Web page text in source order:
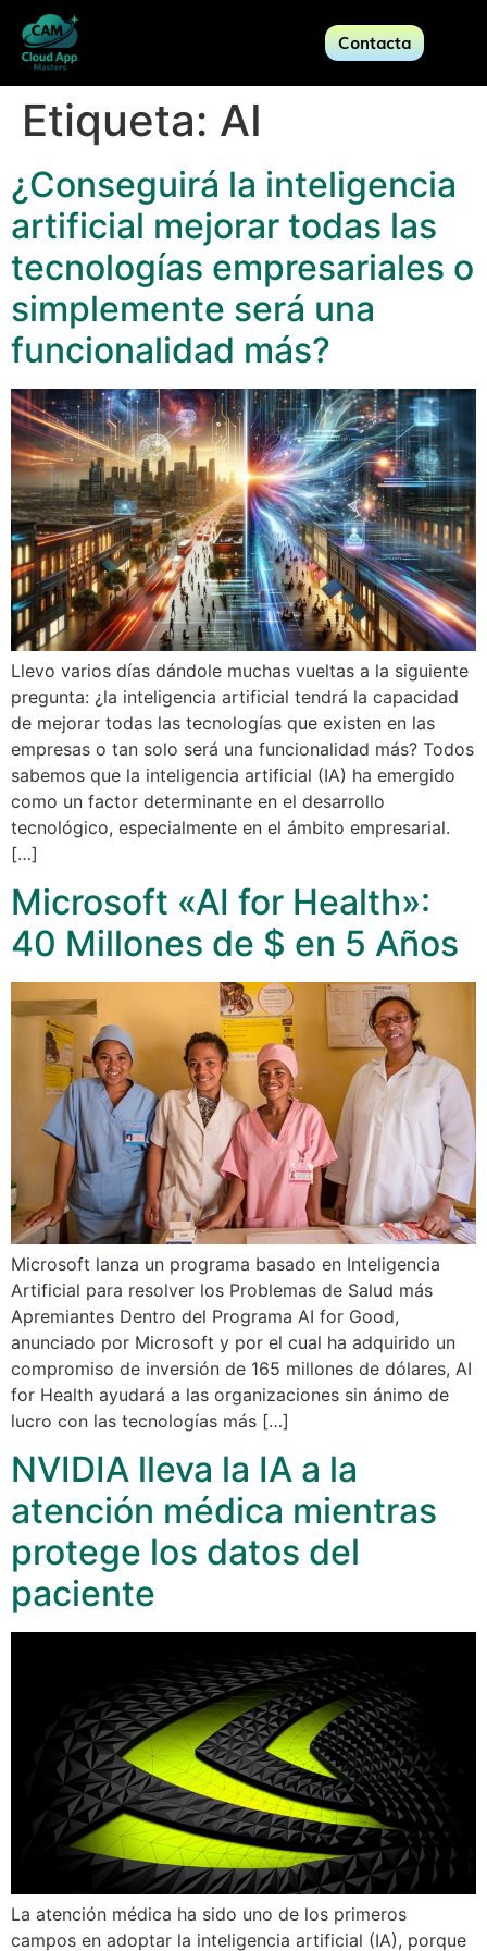
Contacta
Etiqueta: AI
¿Conseguirá la inteligencia
artificial mejorar todas las
tecnologías empresariales o
simplemente será una
funcionalidad más?
Llevo varios días dándole muchas vueltas a la siguiente
pregunta: ¿la inteligencia artificial tendrá la capacidad
de mejorar todas las tecnologías que existen en las
empresas o tan solo será una funcionalidad más? Todos
sabemos que la inteligencia artificial (IA) ha emergido
como un factor determinante en el desarrollo
tecnológico, especialmente en el ámbito empresarial.
[…]
Microsoft «AI for Health»:
40 Millones de $ en 5 Años
Microsoft lanza un programa basado en Inteligencia
Artificial para resolver los Problemas de Salud más
Apremiantes Dentro del Programa AI for Good,
anunciado por Microsoft y por el cual ha adquirido un
compromiso de inversión de 165 millones de dólares, AI
for Health ayudará a las organizaciones sin ánimo de
lucro con las tecnologías más […]
NVIDIA lleva la IA a la
atención médica mientras
protege los datos del
paciente
La atención médica ha sido uno de los primeros
campos en adoptar la inteligencia artificial (IA), porque